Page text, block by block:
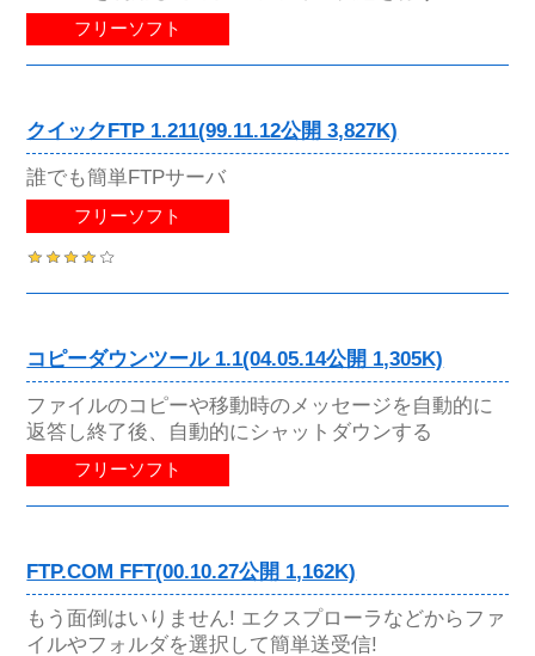
フリーソフト
クイックFTP 1.211(99.11.12公開 3,827K)
誰でも簡単FTPサーバ
フリーソフト
コピーダウンツール 1.1(04.05.14公開 1,305K)
ファイルのコピーや移動時のメッセージを自動的に
返答し終了後、自動的にシャットダウンする
フリーソフト
FTP.COM FFT(00.10.27公開 1,162K)
もう面倒はいりません! エクスプローラなどからファ
イルやフォルダを選択して簡単送受信!